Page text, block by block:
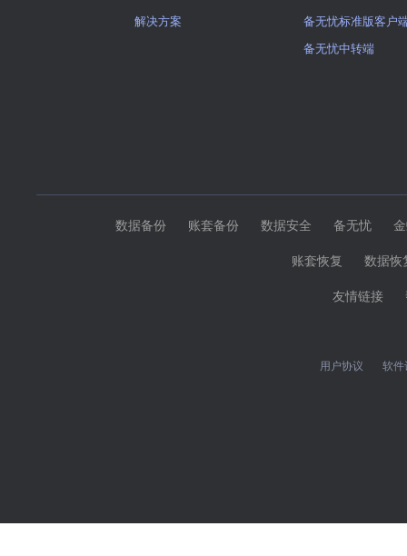
解决方案
备无忧标准版客户
备无忧中转端
数据备份 账套备份 数据安全 备无忧
账套恢复 数据恢
友情链接
用户协议 软